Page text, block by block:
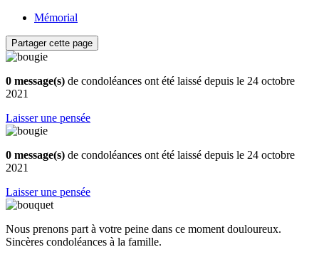
Mémorial
Partager cette page
0 message(s) de condoléances ont été laissé depuis le 24 octobre
2021
Laisser une pensée
0 message(s) de condoléances ont été laissé depuis le 24 octobre
2021
Laisser une pensée
Nous prenons part à votre peine dans ce moment douloureux.
Sincères condoléances à la famille.